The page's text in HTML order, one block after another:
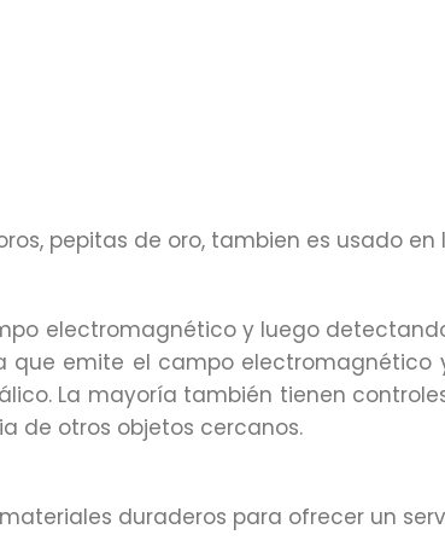
pepitas de oro, tambien es usado en
electromagnético y luego
que emite el campo
La mayoría también tienen
de otros objetos cercanos.
duraderos para ofrecer un